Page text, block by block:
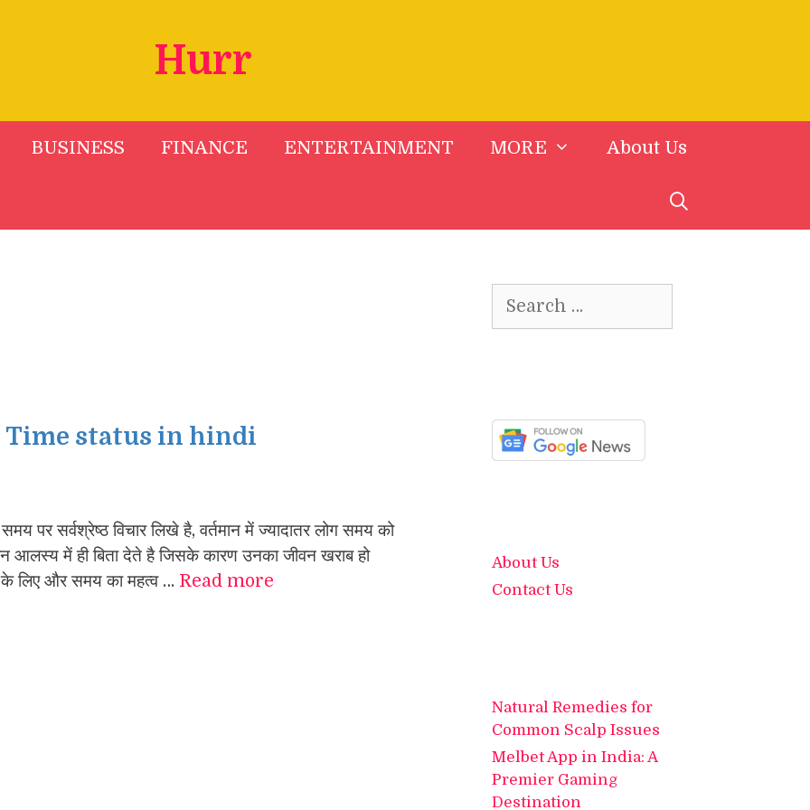
Hurr
BUSINESS FINANCE ENTERTAINMENT MORE About Us
Time status in hindi
सर्वश्रेष्ठ विचार लिखे है, वर्तमान में ज्यादातर लोग समय को
आलस्य में ही बिता देते है जिसके कारण उनका जीवन खराब हो
के लिए और समय का महत्व … Read more
for:
About Us
Contact Us
Natural Remedies for
Common Scalp Issues
Melbet App in India: A
Premier Gaming
Destination